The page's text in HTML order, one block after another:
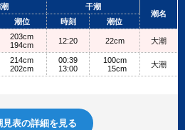
干潮
潮名
潮位 時刻 潮位
203cm
194cm
12:20 22cm 大潮
214cm
202cm
00:39
13:00
100cm
15cm
大潮
見表の詳細を見る